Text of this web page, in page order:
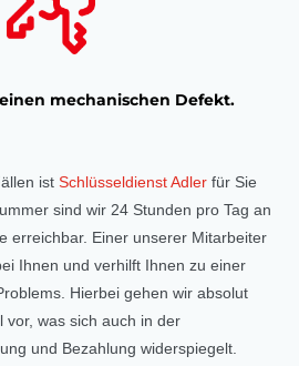
mechanischen Defekt.
istSchlüsseldienst Adler für Sie
sind wir 24 Stunden pro Tag an
erreichbar. Einer unserer Mitarbeiter
Ihnen und verhilft Ihnen zu einer
Hierbei gehen wir absolut
vor, was sich auch in der
und Bezahlung widerspiegelt.